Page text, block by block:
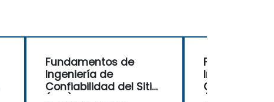
Fundamentos de
Ingeniería de
Confiabilidad del Sitio
Ingeniería de